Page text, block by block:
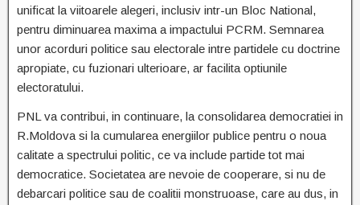
unificat la viitoarele alegeri, inclusiv intr-un Bloc National,
pentru diminuarea maxima a impactului PCRM. Semnarea
unor acorduri politice sau electorale intre partidele cu doctrine
apropiate, cu fuzionari ulterioare, ar facilita optiunile
electoratului.
PNL va contribui, in continuare, la consolidarea democratiei in
R.Moldova si la cumularea energiilor publice pentru o noua
calitate a spectrului politic, ce va include partide tot mai
democratice. Societatea are nevoie de cooperare, si nu de
debarcari politice sau de coalitii monstruoase, care au dus, in